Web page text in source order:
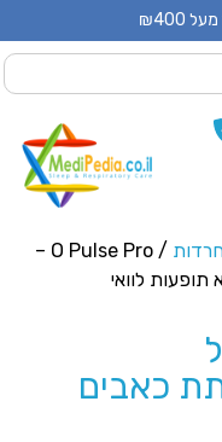
/ O Pulse Pro –
לוואי
כאבים